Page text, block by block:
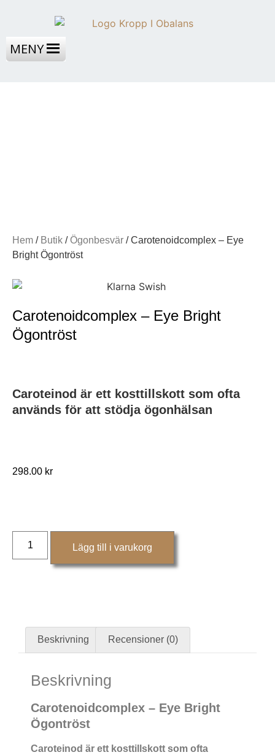
MENY
Hem / Butik /Ögonbesvär / Carotenoidcomplex – Eye
Bright Ögontröst
Carotenoidcomplex – Eye Bright
Ögontröst
Caroteinod är ett kosttillskott som ofta
används för att stödja ögonhälsan
298.00 kr
Lägg till i varukorg
Beskrivning Recensioner (0)
Beskrivning
Carotenoidcomplex – Eye Bright
Ögontröst
Caroteinod är ett kosttillskott som ofta